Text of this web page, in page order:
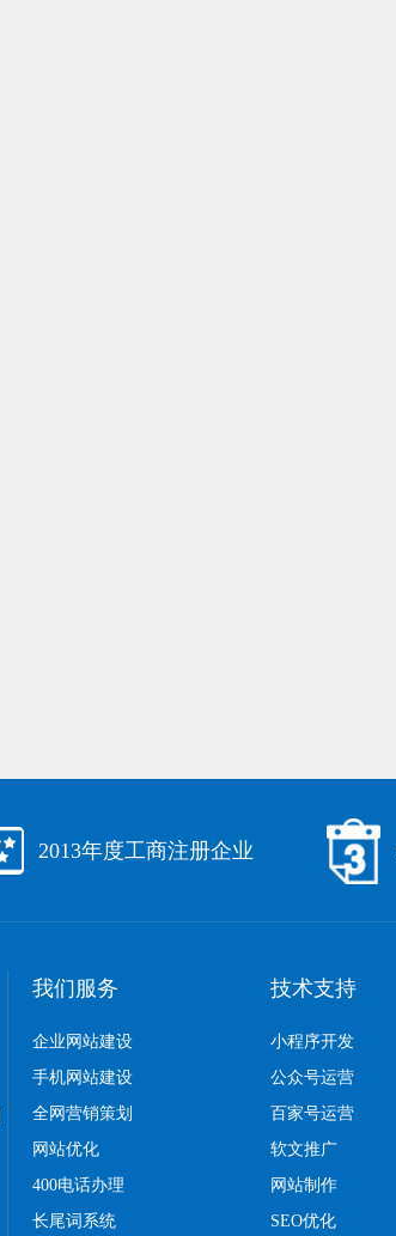
2013年度工商注册企业
我们服务
企业网站建设
手机网站建设
全网营销策划
网站优化
400电话办理
长尾词系统
技术支持
小程序开发
公众号运营
百家号运营
软文推广
网站制作
SEO优化